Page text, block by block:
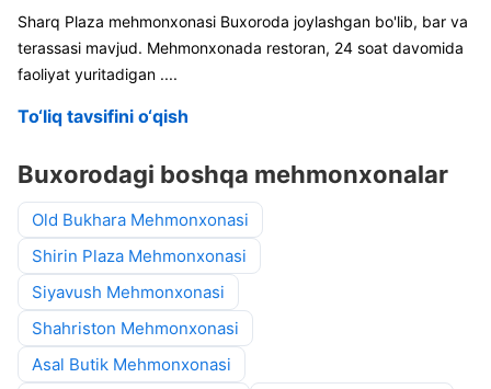
Sharq Plaza mehmonxonasi Buxoroda joylashgan bo'lib, bar va
terassasi mavjud. Mehmonxonada restoran, 24 soat davomida
faoliyat yuritadigan ....
To‘liq tavsifini o‘qish
Buxorodagi boshqa mehmonxonalar
Old Bukhara Mehmonxonasi
Shirin Plaza Mehmonxonasi
Siyavush Mehmonxonasi
Shahriston Mehmonxonasi
Asal Butik Mehmonxonasi